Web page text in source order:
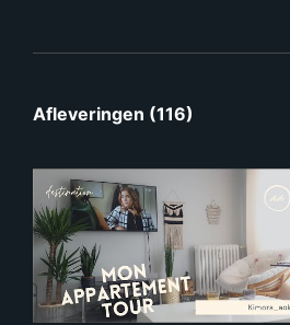
Afleveringen (116)